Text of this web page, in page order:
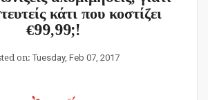
κάτι που κοστίζει
€99,99;!
on: Tuesday, Feb 07, 2017